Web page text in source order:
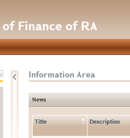
Finance of RA
Information Area
News
Title Description